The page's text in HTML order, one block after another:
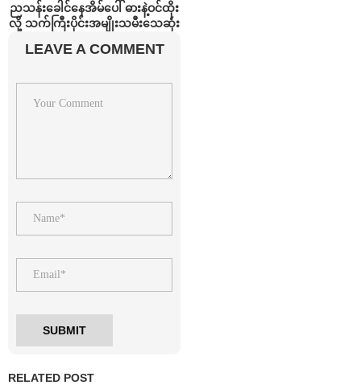
ညသန်းခေါင်နေအိမ်ပေါ် ဓားနဲ့ဝင်ထိုး
လို့ သက်ကြီးပိုင်းအမျိုးသမီးသေဆုံး
LEAVE A COMMENT
RELATED POST